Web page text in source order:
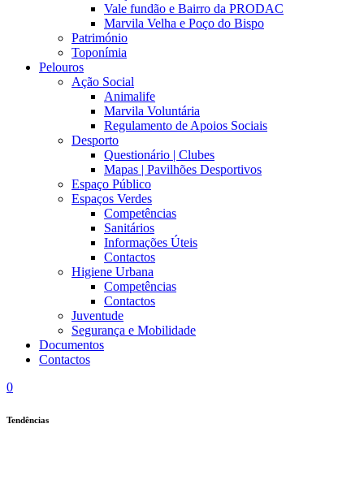
Vale fundão e Bairro da PRODAC
Marvila Velha e Poço do Bispo
Património
Toponímia
Pelouros
Ação Social
Animalife
Marvila Voluntária
Regulamento de Apoios Sociais
Desporto
Questionário | Clubes
Mapas | Pavilhões Desportivos
Espaço Público
Espaços Verdes
Competências
Sanitários
Informações Úteis
Contactos
Higiene Urbana
Competências
Contactos
Juventude
Segurança e Mobilidade
Documentos
Contactos
0
Tendências